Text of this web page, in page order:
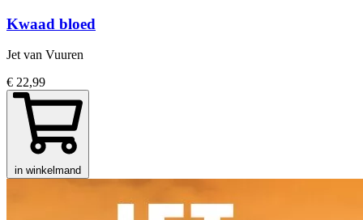
Kwaad bloed
Jet van Vuuren
€ 22,99
in winkelmand